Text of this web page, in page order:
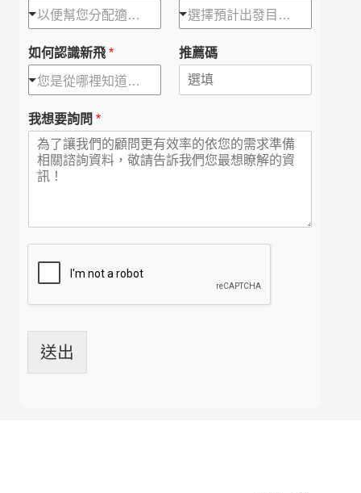
以便幫您分配適合顧問 選擇預計出發目的地
如何認識新飛 *
您是從哪裡知道我們的
推薦碼
我想要詢問 *
送出